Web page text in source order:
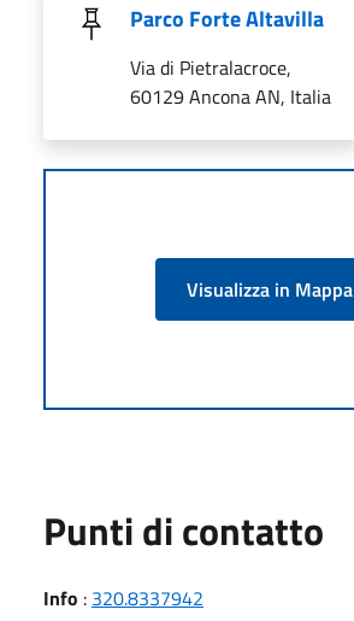
Parco Forte Altavilla
Via di Pietralacroce,
60129 Ancona AN, Italia
Visualizza in Mappa
Punti di contatto
Info : 320.8337942